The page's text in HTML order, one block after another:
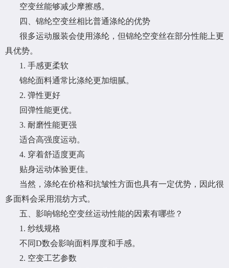
空变丝能够减少摩擦感。
四、锦纶空变丝相比普通涤纶的优势
很多运动服装会使用涤纶，但锦纶空变丝在部分性能上更
具优势。
1. 手感更柔软
锦纶面料通常比涤纶更加细腻。
2. 弹性更好
回弹性能更优。
3. 耐磨性能更强
适合高强度运动。
4. 穿着舒适度更高
贴身运动体验更佳。
当然，涤纶在价格和抗皱性方面也具有一定优势，因此很
多面料会采用混纺方式。
五、影响锦纶空变丝运动性能的因素有哪些？
1. 纱线规格
不同D数会影响面料厚度和手感。
2. 空变工艺参数